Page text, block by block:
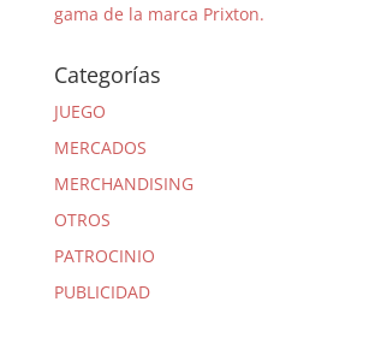
gama de la marca Prixton.
Categorías
JUEGO
MERCADOS
MERCHANDISING
OTROS
PATROCINIO
PUBLICIDAD